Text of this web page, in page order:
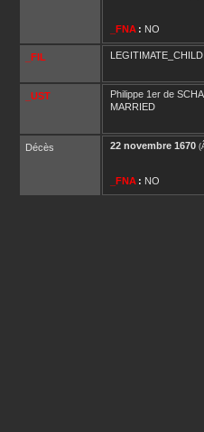
_FNA : NO
_FIL LEGITIMATE_CHILD
_UST Philippe 1er de
MARRIED
Décès 22 novembre 1670
_FNA : NO